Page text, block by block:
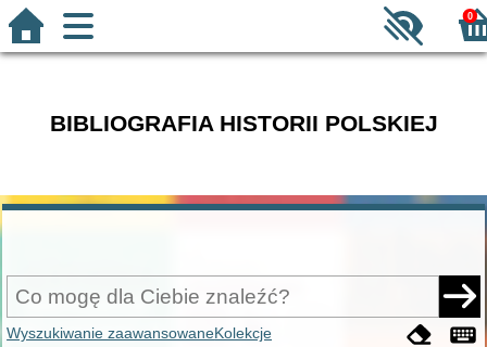
0
BIBLIOGRAFIA HISTORII POLSKIEJ
Wyszukiwanie zaawansowaneKolekcje